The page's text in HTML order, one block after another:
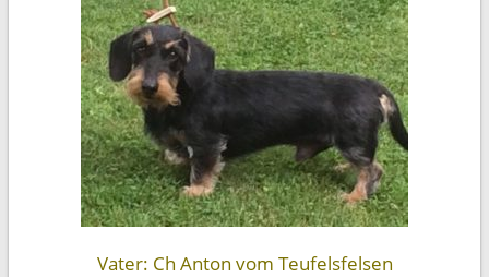
Vater: Ch Anton vom Teufelsfelsen